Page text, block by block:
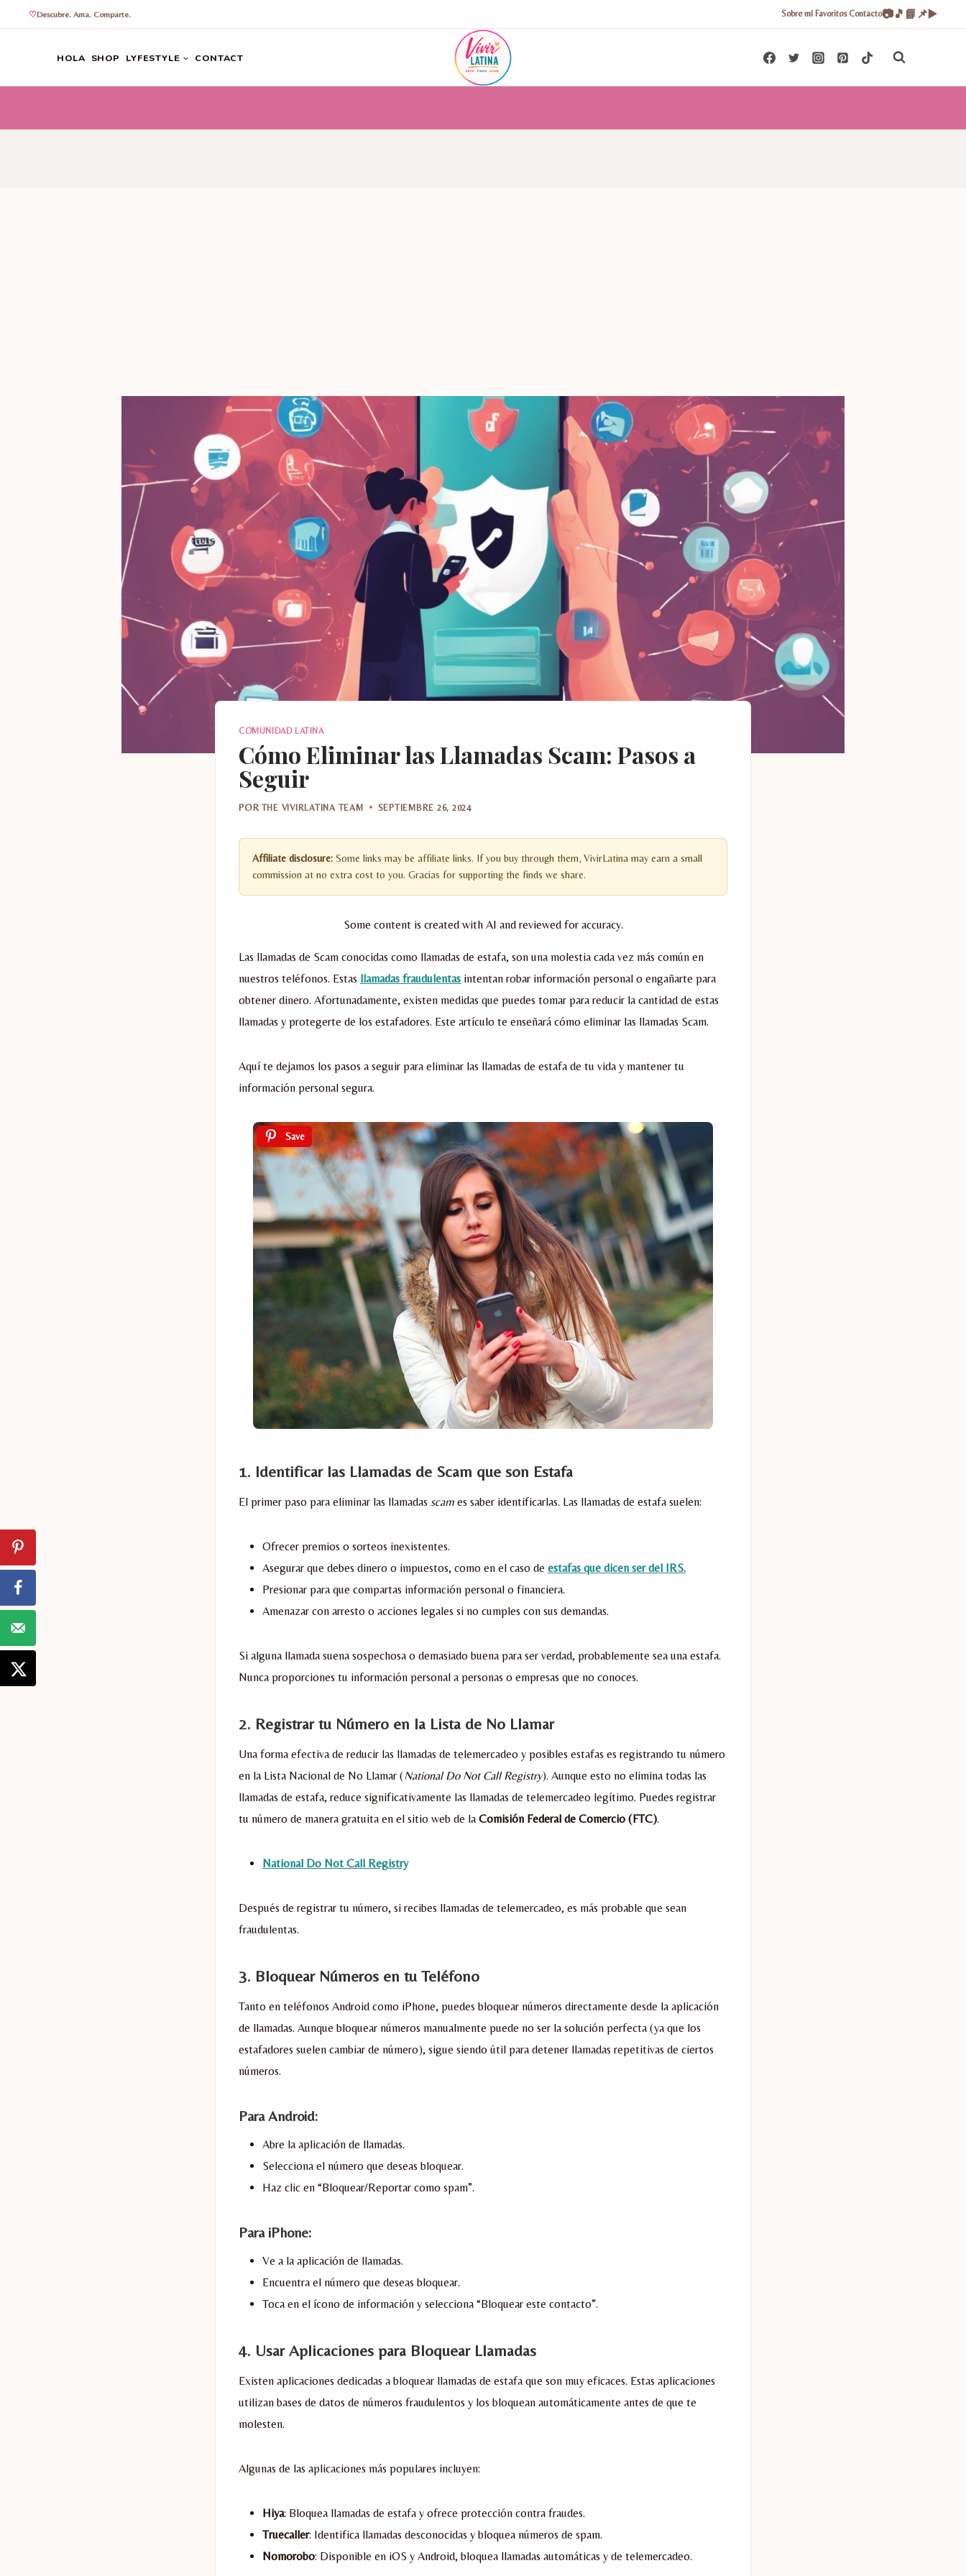
Descubre. Ama. Comparte. Sobre mí Favoritos Contacto📷🎵 📘 📌▶️
HOLA SHOP LYFESTYLE CONTACT
COMUNIDAD LATINA
Cómo Eliminar las Llamadas Scam: Pasos a
Seguir
POR THE VIVIRLATINA TEAM SEPTIEMBRE 26, 2024
Affiliate disclosure: Some links may be affiliate links. If you buy through them, VivirLatina may earn a small
commission at no extra cost to you. Gracias for supporting the finds we share.
Some content is created with AI and reviewed for accuracy.
Las llamadas de Scam conocidas como llamadas de estafa, son una molestia cada vez más común en
nuestros teléfonos. Estas llamadas fraudulentas intentan robar información personal o engañarte para
obtener dinero. Afortunadamente, existen medidas que puedes tomar para reducir la cantidad de estas
llamadas y protegerte de los estafadores. Este artículo te enseñará cómo eliminar las llamadas Scam.
Aquí te dejamos los pasos a seguir para eliminar las llamadas de estafa de tu vida y mantener tu
información personal segura.
Save
1. Identificar las Llamadas de Scam que son Estafa
El primer paso para eliminar las llamadas scam es saber identificarlas. Las llamadas de estafa suelen:
Ofrecer premios o sorteos inexistentes.
Asegurar que debes dinero o impuestos, como en el caso de estafas que dicen ser del IRS.
Presionar para que compartas información personal o financiera.
Amenazar con arresto o acciones legales si no cumples con sus demandas.
Si alguna llamada suena sospechosa o demasiado buena para ser verdad, probablemente sea una estafa.
Nunca proporciones tu información personal a personas o empresas que no conoces.
2. Registrar tu Número en la Lista de No Llamar
Una forma efectiva de reducir las llamadas de telemercadeo y posibles estafas es registrando tu número
en la Lista Nacional de No Llamar (National Do Not Call Registry). Aunque esto no elimina todas las
llamadas de estafa, reduce significativamente las llamadas de telemercadeo legítimo. Puedes registrar
tu número de manera gratuita en el sitio web de la Comisión Federal de Comercio (FTC).
National Do Not Call Registry
Después de registrar tu número, si recibes llamadas de telemercadeo, es más probable que sean
fraudulentas.
3. Bloquear Números en tu Teléfono
Tanto en teléfonos Android como iPhone, puedes bloquear números directamente desde la aplicación
de llamadas. Aunque bloquear números manualmente puede no ser la solución perfecta (ya que los
estafadores suelen cambiar de número), sigue siendo útil para detener llamadas repetitivas de ciertos
números.
Para Android:
Abre la aplicación de llamadas.
Selecciona el número que deseas bloquear.
Haz clic en “Bloquear/Reportar como spam”.
Para iPhone:
Ve a la aplicación de llamadas.
Encuentra el número que deseas bloquear.
Toca en el ícono de información y selecciona “Bloquear este contacto”.
4. Usar Aplicaciones para Bloquear Llamadas
Existen aplicaciones dedicadas a bloquear llamadas de estafa que son muy eficaces. Estas aplicaciones
utilizan bases de datos de números fraudulentos y los bloquean automáticamente antes de que te
molesten.
Algunas de las aplicaciones más populares incluyen:
Hiya: Bloquea llamadas de estafa y ofrece protección contra fraudes.
Truecaller: Identifica llamadas desconocidas y bloquea números de spam.
Nomorobo: Disponible en iOS y Android, bloquea llamadas automáticas y de telemercadeo.